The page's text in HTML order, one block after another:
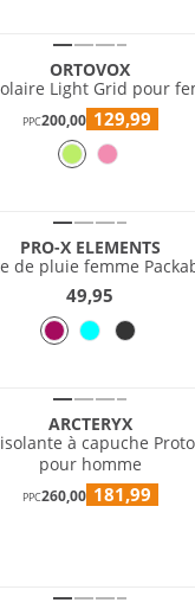
ORTOVOX
Light Grid pour
PPC200,00 129,99
PRO-X ELEMENTS
de pluie femme
49,95
ARCTERYX
à capuche
pour homme
PPC260,00 181,99